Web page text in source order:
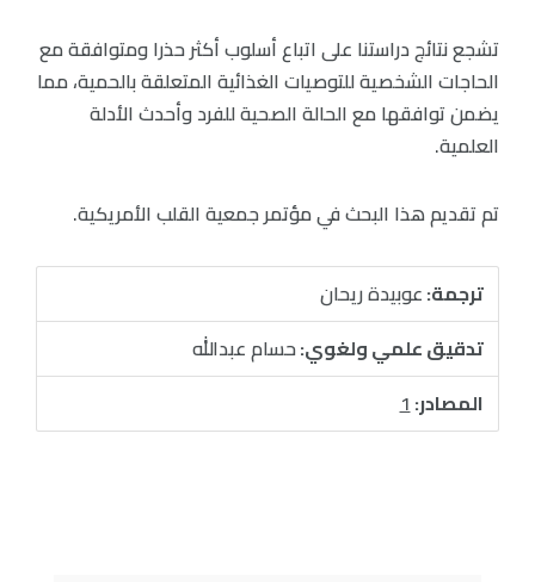
تشجع نتائج دراستنا على اتباع أسلوب أكثر حذرا ومتوافقة مع
الحاجات الشخصية للتوصيات الغذائية المتعلقة بالحمية، مما
يضمن توافقها مع الحالة الصحية للفرد وأحدث الأدلة
العلمية.
تم تقديم هذا البحث في مؤتمر جمعية القلب الأمريكية.
ترجمة:عوبيدة ريحان
تدقيق علمي ولغوي:حسام عبدالله
المصادر:1